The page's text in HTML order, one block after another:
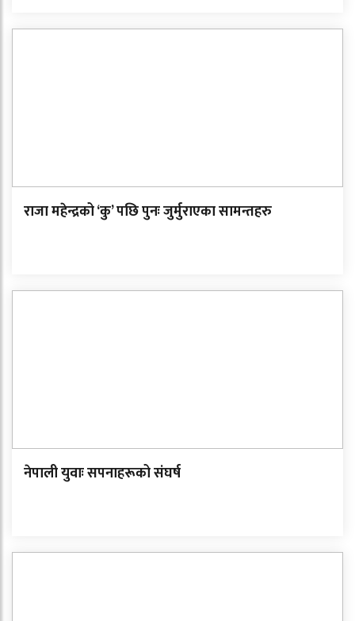
राजा महेन्द्रको ‘कु’ पछि पुनः जुर्मुराएका सामन्तहरु
नेपाली युवाः सपनाहरूको संघर्ष